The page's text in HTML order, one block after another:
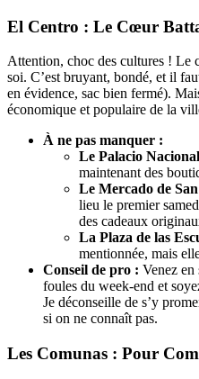
El Centro : Le Cœur
Attention, choc des cultures ! Le
soi. C’est bruyant, bondé, et il
en évidence, sac bien fermé).
économique et populaire de la
À ne pas manquer :
Le Palacio
maintenant des
Le Mercado de
lieu le premier
des cadeaux
La Plaza de las
mentionnée, mais
Conseil de pro : Venez en
foules du week-end et
Je déconseille de s’y
si on ne connaît pas.
Les Comunas : Pour